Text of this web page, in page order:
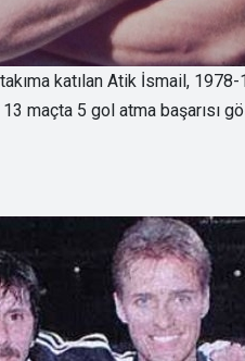
katılan Atik İsmail,
maçta 5 gol atma başarısı